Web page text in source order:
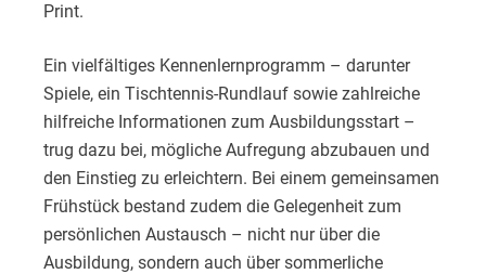
Print.
Ein vielfältiges Kennenlernprogramm – darunter
Spiele, ein Tischtennis-Rundlauf sowie zahlreiche
hilfreiche Informationen zum Ausbildungsstart –
trug dazu bei, mögliche Aufregung abzubauen und
den Einstieg zu erleichtern. Bei einem gemeinsamen
Frühstück bestand zudem die Gelegenheit zum
persönlichen Austausch – nicht nur über die
Ausbildung, sondern auch über sommerliche